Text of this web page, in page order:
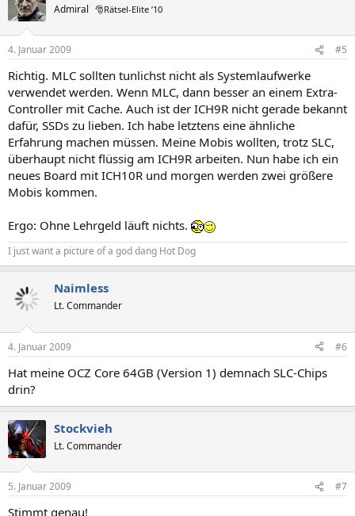
Admiral 🎅Rätsel-Elite ’10
4. Januar 2009 #5
Richtig. MLC sollten tunlichst nicht als Systemlaufwerke
verwendet werden. Wenn MLC, dann besser an einem Extra-
Controller mit Cache. Auch ist der ICH9R nicht gerade bekannt
dafür, SSDs zu lieben. Ich habe letztens eine ähnliche
Erfahrung machen müssen. Meine Mobis wollten, trotz SLC,
überhaupt nicht flüssig am ICH9R arbeiten. Nun habe ich ein
neues Board mit ICH10R und morgen werden zwei größere
Mobis kommen.
Ergo: Ohne Lehrgeld läuft nichts.
I just want a picture of a god dang Hot Dog
Naimless
Lt. Commander
4. Januar 2009 #6
Hat meine OCZ Core 64GB (Version 1) demnach SLC-Chips
drin?
Stockvieh
Lt. Commander
5. Januar 2009 #7
Stimmt genau!